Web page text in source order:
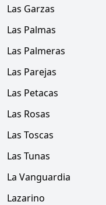
Las Garzas
Las Palmas
Las Palmeras
Las Parejas
Las Petacas
Las Rosas
Las Toscas
Las Tunas
La Vanguardia
Lazarino